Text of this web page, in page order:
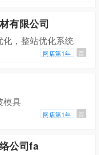
有限公司
，整站优化系统
网店第1年 百
模具
网店第1年 百
公司fa